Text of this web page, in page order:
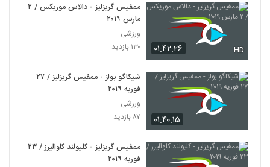
۰۱:۴۲:۲۶ HD
ممفیس گریزلیز - دالاس موریکس / ۲
مارس ۲۰۱۹
ورزشی
۱۳۰ بازدید
۰۱:۴۰:۱۵
شیکاگو بولز - ممفیس گریزلیز / ۲۷
فوریه ۲۰۱۹
ورزشی
۸۷ بازدید
ممفیس گریزلیز - کلیولند کاوالیرز / ۲۳
فوریه ۲۰۱۹